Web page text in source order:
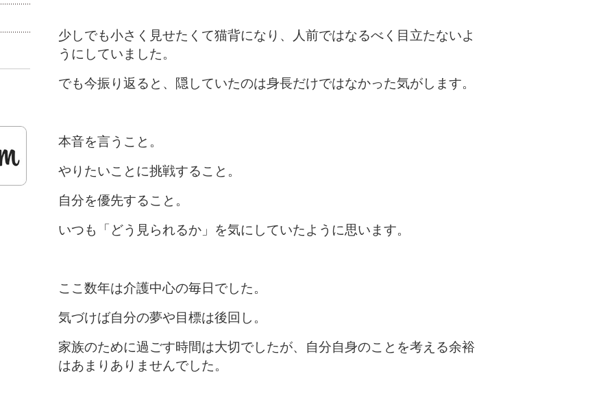
少しでも小さく見せたくて猫背になり、人前ではなるべく目立たないよ
うにしていました。
でも今振り返ると、隠していたのは身長だけではなかった気がします。
本音を言うこと。
やりたいことに挑戦すること。
自分を優先すること。
いつも「どう見られるか」を気にしていたように思います。
ここ数年は介護中心の毎日でした。
気づけば自分の夢や目標は後回し。
家族のために過ごす時間は大切でしたが、自分自身のことを考える余裕
はあまりありませんでした。